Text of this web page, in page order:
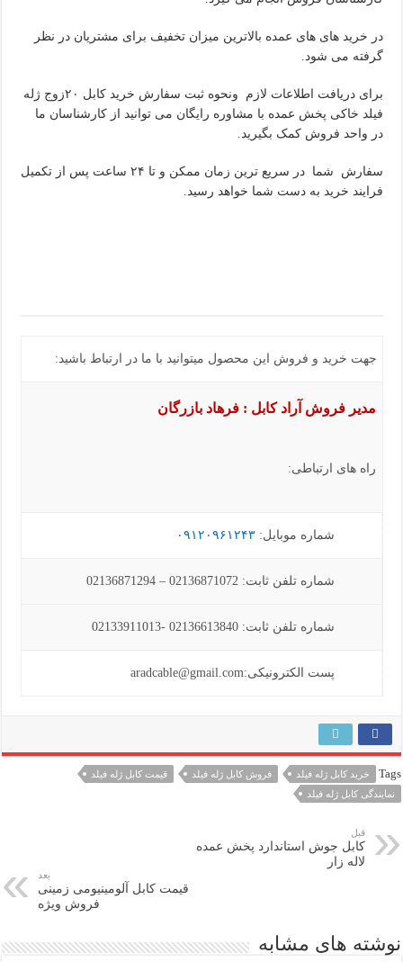
در خرید های های عمده بالاترین میزان تخفیف برای مشتریان در نظر
گرفته می شود.
برای دریافت اطلاعات لازم ونحوه ثبت سفارش خرید کابل ۲۰زوج ژله
فیلد خاکی پخش عمده با مشاوره رایگان می توانید از کارشناسان ما
در واحد فروش کمک بگیرید.
سفارش شما در سریع ترین زمان ممکن و تا ۲۴ ساعت پس از تکمیل
فرایند خرید به دست شما خواهد رسید.
جهت خرید و فروش این محصول میتوانید با ما در ارتباط باشید:
مدیر فروش آراد کابل : فرهاد بازرگان
راه های ارتباطی:
شماره موبایل: ۰۹۱۲۰۹۶۱۲۴۳
شماره تلفن ثابت: 02136871072 – 02136871294
شماره تلفن ثابت: 02136613840 -02133911013
پست الکترونیکی:aradcable@gmail.com
Tags خرید کابل ژله فیلد فروش کابل ژله فیلد
قیمت کابل ژله فیلد
نمایندگی کابل ژله فیلد
قبل
کابل جوش استاندارد پخش عمده
لاله زار
بعد
قیمت کابل آلومینیومی زمینی
فروش ویژه
نوشته های مشابه